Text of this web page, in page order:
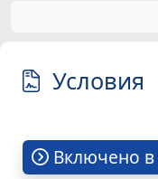
Условия
Включено в